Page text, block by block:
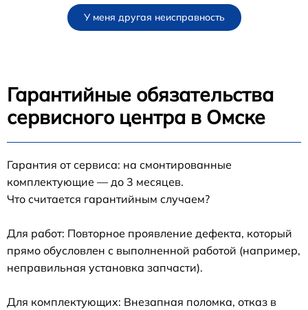
У меня другая неисправность
Гарантийные обязательства
сервисного центра в Омске
Гарантия от сервиса: на смонтированные
комплектующие — до 3 месяцев.
Что считается гарантийным случаем?
Для работ: Повторное проявление дефекта, который
прямо обусловлен с выполненной работой (например,
неправильная установка запчасти).
Для комплектующих: Внезапная поломка, отказ в